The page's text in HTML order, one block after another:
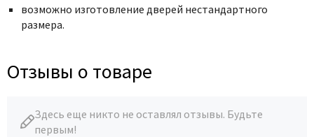
возможно изготовление дверей нестандартного
размера.
Отзывы о товаре
Здесь еще никто не оставлял отзывы. Будьте
первым!